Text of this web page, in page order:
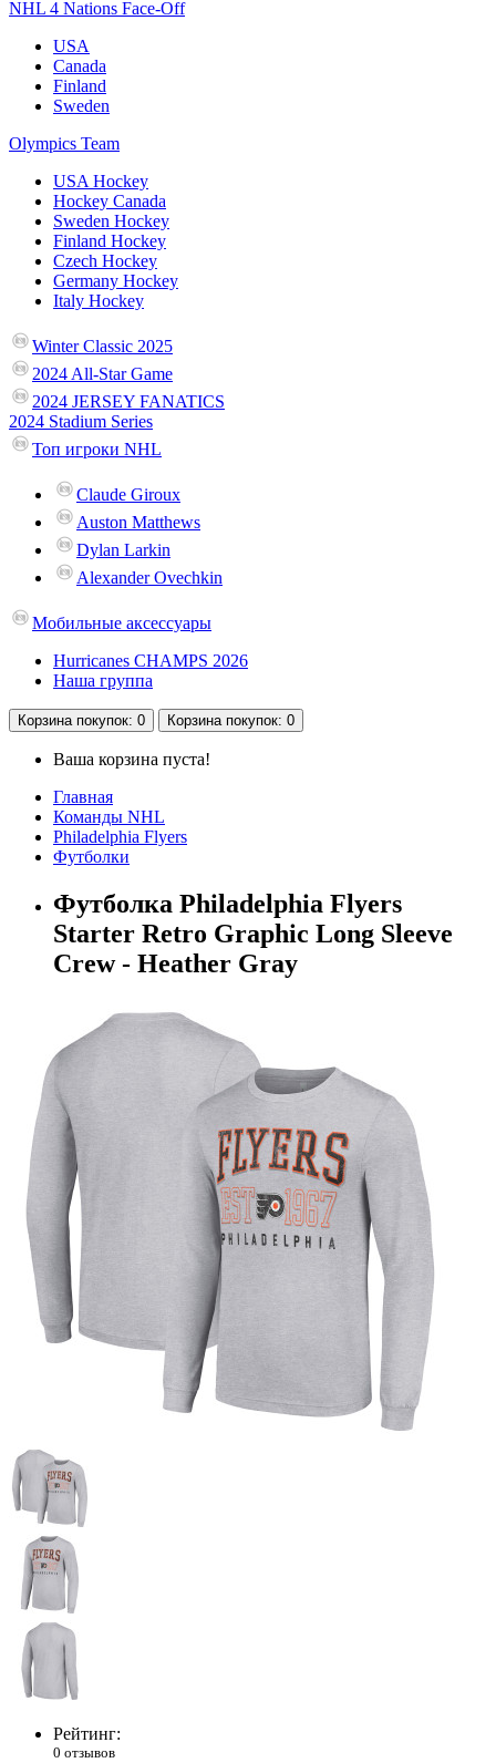
NHL 4 Nations Face-Off
USA
Canada
Finland
Sweden
Olympics Team
USA Hockey
Hockey Canada
Sweden Hockey
Finland Hockey
Czech Hockey
Germany Hockey
Italy Hockey
Winter Classic 2025
2024 All-Star Game
2024 JERSEY FANATICS
2024 Stadium Series
Топ игроки NHL
Claude Giroux
Auston Matthews
Dylan Larkin
Alexander Ovechkin
Мобильные аксессуары
Hurricanes CHAMPS 2026
Наша группа
Корзина покупок: 0 Корзина покупок: 0
Ваша корзина пуста!
Главная
Команды NHL
Philadelphia Flyers
Футболки
Футболка Philadelphia Flyers
Starter Retro Graphic Long Sleeve
Crew - Heather Gray
Рейтинг:
0 отзывов